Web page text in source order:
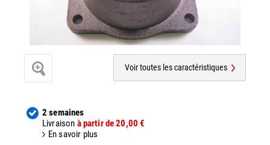
Voir toutes les caractéristiques
2 semaines
Livraison à partir de 20,00 €
En savoir plus